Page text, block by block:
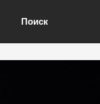
Поиск